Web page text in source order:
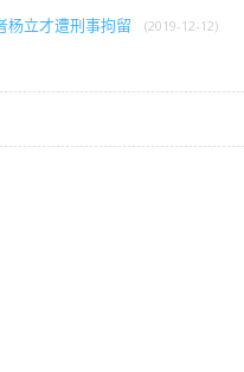
杨立才遭刑事拘留 (2019-12-12)